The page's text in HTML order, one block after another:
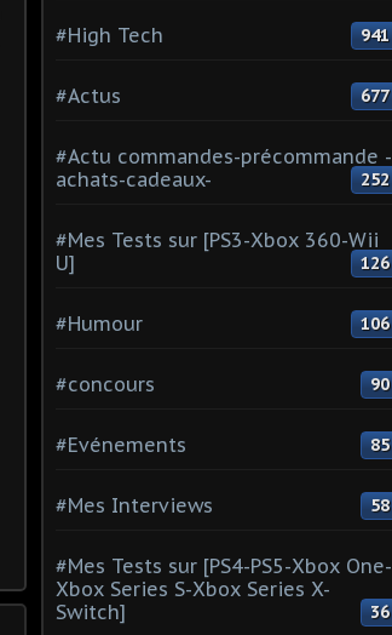
#High Tech 941
#Actus 677
#Actu commandes-précommande -
achats-cadeaux-
252
#Mes Tests sur [PS3-Xbox 360-Wii
U]
126
#Humour 106
#concours 90
#Evénements 85
#Mes Interviews 58
#Mes Tests sur [PS4-PS5-Xbox One-
Xbox Series S-Xbox Series X-
Switch]
36